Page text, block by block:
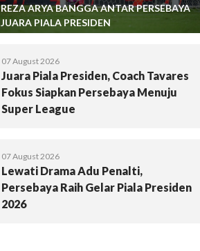
REZA ARYA BANGGA ANTAR PERSEBAYA
JUARA PIALA PRESIDEN
07 August 2026
Juara Piala Presiden, Coach Tavares
Fokus Siapkan Persebaya Menuju
Super League
07 August 2026
Lewati Drama Adu Penalti,
Persebaya Raih Gelar Piala Presiden
2026